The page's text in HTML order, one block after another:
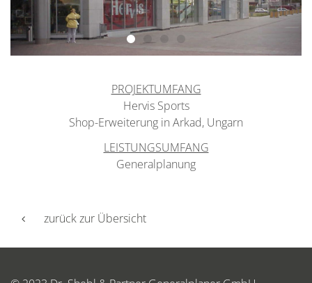
PROJEKTUMFANG
Hervis Sports
Shop-Erweiterung in Arkad, Ungarn
LEISTUNGSUMFANG
Generalplanung
zurück zur Übersicht